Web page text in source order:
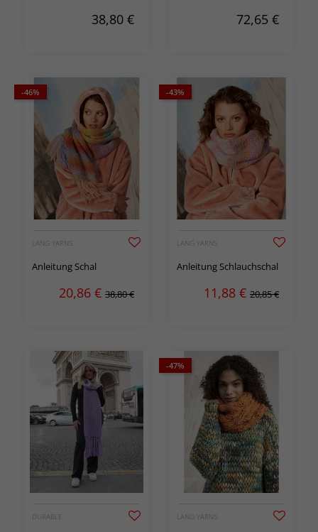
38,80 € 72,65 €
-46%
LANG YARNS
Anleitung Schal
20,86 € 38,80 €
-43%
LANG YARNS
Anleitung Schlauchschal
11,88 € 20,85 €
DURABLE
-47%
LANG YARNS